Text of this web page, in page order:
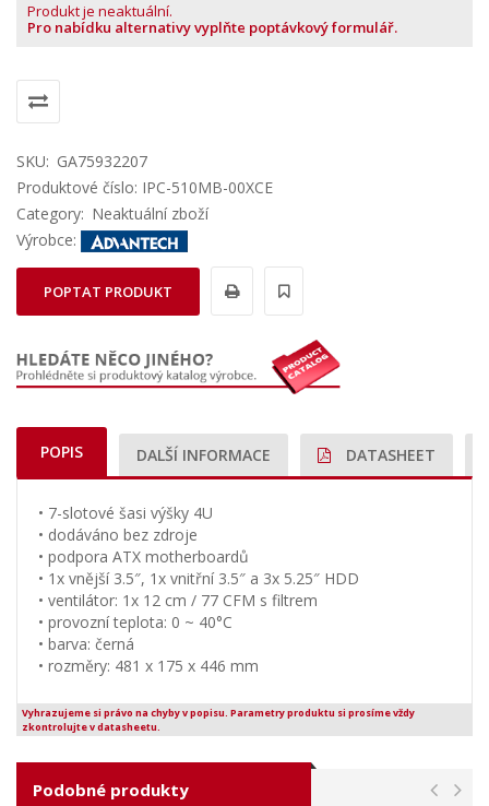
Produkt je neaktuální.
Pro nabídku alternativy vyplňte poptávkový formulář.
SKU: GA75932207
Produktové číslo: IPC-510MB-00XCE
Category: Neaktuální zboží
Výrobce:
POPTAT PRODUKT
POPIS DALŠÍ INFORMACE DATASHEET
• 7-slotové šasi výšky 4U
• dodáváno bez zdroje
• podpora ATX motherboardů
• 1x vnější 3.5″, 1x vnitřní 3.5″ a 3x 5.25″ HDD
• ventilátor: 1x 12 cm / 77 CFM s filtrem
• provozní teplota: 0 ~ 40°C
• barva: černá
• rozměry: 481 x 175 x 446 mm
Vyhrazujeme si právo na chyby v popisu. Parametry produktu si prosíme vždy
zkontrolujte v datasheetu.
Podobné produkty